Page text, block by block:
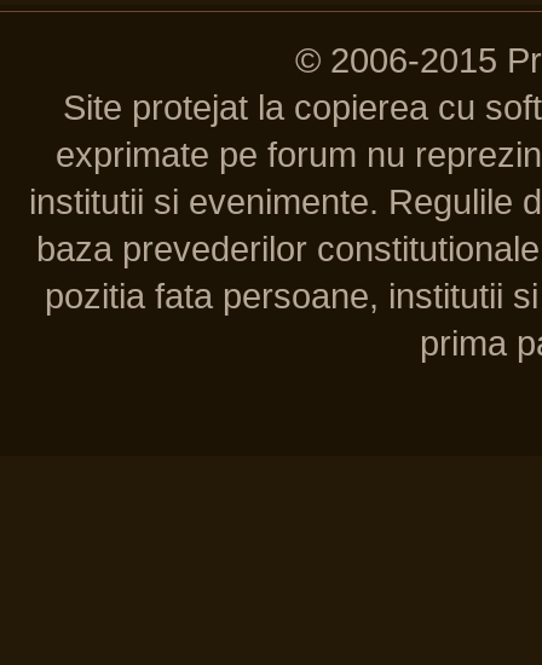
© 2006-2015
Site protejat la copierea cu
exprimate pe forum nu
institutii si evenimente. Regulile
baza prevederilor
pozitia fata persoane, institutii
prima